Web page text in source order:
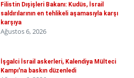
Filistin Dışişleri Bakanı: Kudüs, İsrail
saldırılarının en tehlikeli aşamasıyla karşı
karşıya
Ağustos 6, 2026
İşgalci İsrail askerleri, Kalendiya Mülteci
Kampı'na baskın düzenledi